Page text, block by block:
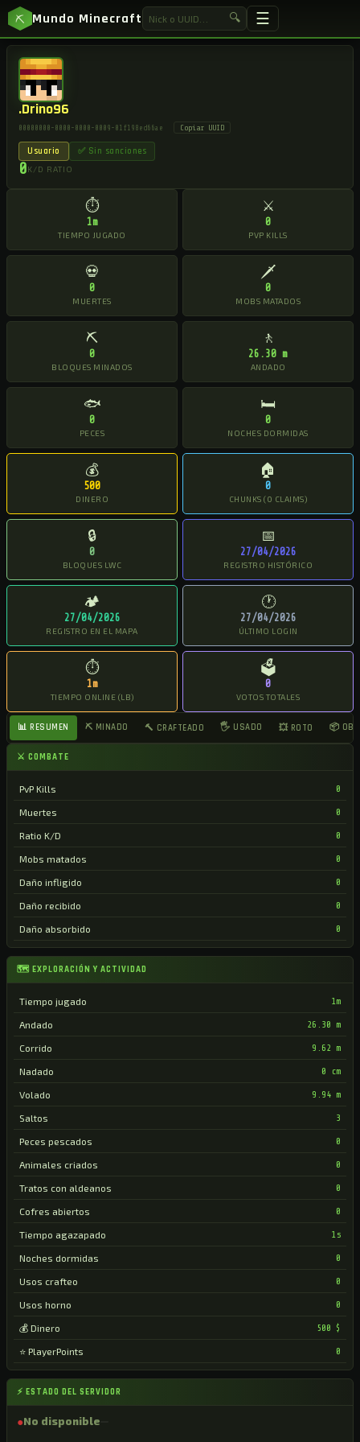
⛏ Mundo Minecraft 🔍 ☰
⚡ ESTADO DEL SERVIDOR
●No disponible
.Drino96
00000000-0000-0000-0009-01f198ed66ae Copiar UUID
Usuario ✅ Sin sanciones
0K/D RATIO
⏱
1m
TIEMPO JUGADO
⚔
0
PVP KILLS
💀
0
MUERTES
🗡
0
MOBS MATADOS
⛏
0
BLOQUES MINADOS
🚶
26.30 m
ANDADO
🐟
0
PECES
🛏
0
NOCHES DORMIDAS
💰
500
DINERO
🏠
0
CHUNKS (0 CLAIMS)
🔒
0
BLOQUES LWC
📅
27/04/2026
REGISTRO HISTÓRICO
🏕
27/04/2026
REGISTRO EN EL MAPA
🕐
27/04/2026
ÚLTIMO LOGIN
⏱
1m
TIEMPO ONLINE (LB)
🗳
0
VOTOS TOTALES
📊 RESUMEN ⛏ MINADO 🔨 CRAFTEADO 🖐 USADO 💥 ROTO 📦
⚔ COMBATE
PvP Kills 0
Muertes 0
Ratio K/D 0
Mobs matados 0
Daño infligido 0
Daño recibido 0
Daño absorbido 0
🗺 EXPLORACIÓN Y ACTIVIDAD
Tiempo jugado 1m
Andado 26.30 m
Corrido 9.62 m
Nadado 0 cm
Volado 9.94 m
Saltos 3
Peces pescados 0
Animales criados 0
Tratos con aldeanos 0
Cofres abiertos 0
Tiempo agazapado 1s
Noches dormidas 0
Usos crafteo 0
Usos horno 0
💰 Dinero 500 $
⭐ PlayerPoints 0